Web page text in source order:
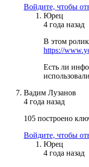
Войдите, чтобы
Юрец
4 года назад
В этом
https://
Есть ли
Вадим Лузанов
4 года назад
105 построено
Войдите, чтобы
Юрец
4 года назад